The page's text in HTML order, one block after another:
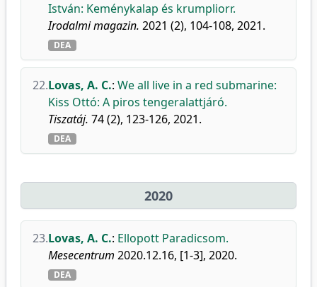
István: Keménykalap és krumpliorr.
Irodalmi magazin. 2021 (2), 104-108, 2021.
DEA
22.Lovas, A. C.: We all live in a red submarine:
Kiss Ottó: A piros tengeralattjáró.
Tiszatáj. 74 (2), 123-126, 2021.
DEA
2020
23.Lovas, A. C.: Ellopott Paradicsom.
Mesecentrum 2020.12.16, [1-3], 2020.
DEA